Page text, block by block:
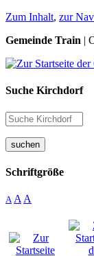
Zum Inhalt, zur
Gemeinde Train |
Suche Kirchdorf
suchen
Schriftgröße
A A A